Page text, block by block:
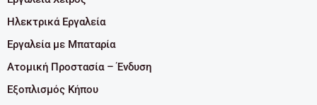
Ηλεκτρικά Εργαλεία
Εργαλεία με Μπαταρία
Ατομική Προστασία – Ένδυση
Εξοπλισμός Κήπου